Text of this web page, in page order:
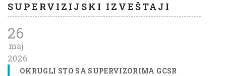
SUPERVIZIJSKI IZVEŠTAJI
26
maj
2026
OKRUGLI STO SA SUPERVIZORIMA GCSR